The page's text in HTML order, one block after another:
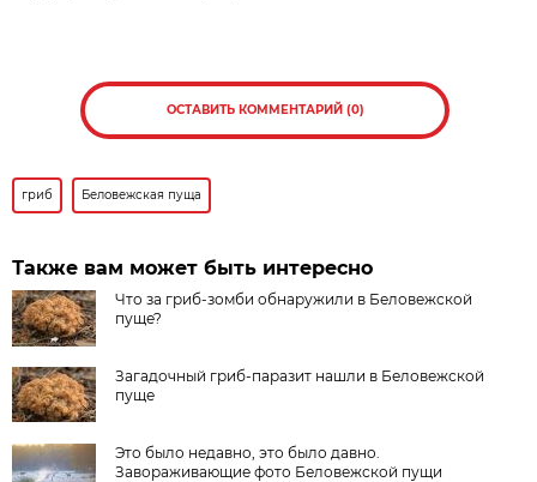
ОСТАВИТЬ КОММЕНТАРИЙ (0)
гриб Беловежская пуща
Также вам может быть интересно
Что за гриб-зомби обнаружили в Беловежской
пуще?
Загадочный гриб-паразит нашли в Беловежской
пуще
Это было недавно, это было давно.
Завораживающие фото Беловежской пущи